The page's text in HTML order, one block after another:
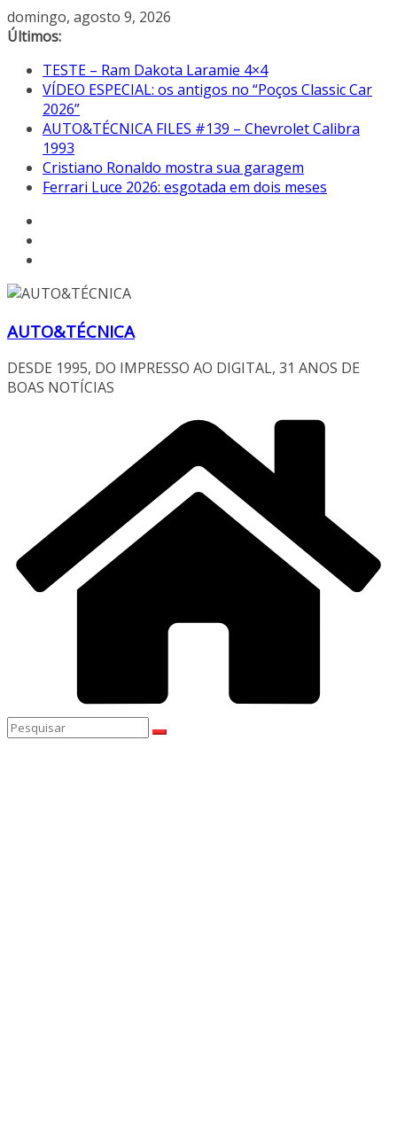
Pular
para
conteúdo
domingo, agosto 9, 2026
Últimos:
TESTE – Ram Dakota Laramie 4×4
VÍDEO ESPECIAL: os antigos no “Poços Classic Car
2026”
AUTO&TÉCNICA FILES #139 – Chevrolet Calibra
1993
Cristiano Ronaldo mostra sua garagem
Ferrari Luce 2026: esgotada em dois meses
AUTO&TÉCNICA
DESDE 1995, DO IMPRESSO AO DIGITAL, 31 ANOS DE
BOAS NOTÍCIAS